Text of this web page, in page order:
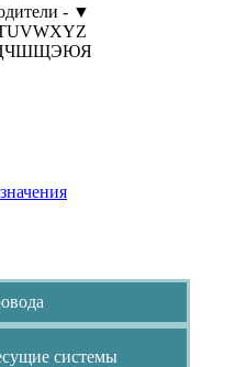
- ▼
UVWXYZ
ЧШЩЭЮЯ
системы